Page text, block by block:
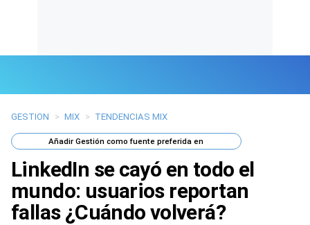
Últimas Noticias
Mi Bolsillo
Respuestas
Gente
GESTION > MIX > TENDENCIAS MIX
AñadirGestión como fuente preferida en
LinkedIn se cayó en todo el
mundo: usuarios reportan
fallas ¿Cuándo volverá?